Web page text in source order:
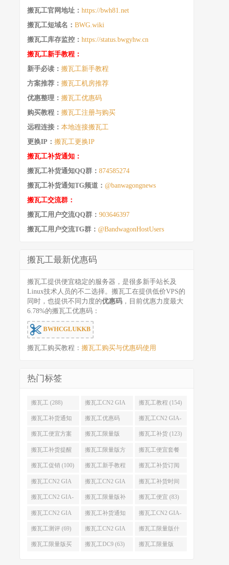
搬瓦工官网地址： https://bwh81.net
搬瓦工短域名： BWG.wiki
搬瓦工库存监控： https://status.bwgyhw.cn
搬瓦工新手教程：
新手必读： 搬瓦工新手教程
方案推荐： 搬瓦工机房推荐
优惠整理： 搬瓦工优惠码
购买教程： 搬瓦工注册与购买
远程连接： 本地连接搬瓦工
更换IP： 搬瓦工更换IP
搬瓦工补货通知：
搬瓦工补货通知QQ群： 874585274
搬瓦工补货通知TG频道： @banwagongnews
搬瓦工交流群：
搬瓦工用户交流QQ群： 903646397
搬瓦工用户交流TG群： @BandwagonHostUsers
搬瓦工最新优惠码
搬瓦工提供便宜稳定的服务器，是很多新手站长及
Linux技术人员的不二选择。搬瓦工在提供低价VPS的
同时，也提供不同力度的优惠码 ，目前优惠力度最大
6.78%的搬瓦工优惠码：
BWHCGLUKKB
搬瓦工购买教程： 搬瓦工购买与优惠码使用
热门标签
搬瓦工 (288) 搬瓦工CN2 GIA
(176)
搬瓦工教程 (154)
搬瓦工补货通知
(132)
搬瓦工优惠码
(131)
搬瓦工CN2 GIA-
E (130)
搬瓦工便宜方案
(128)
搬瓦工限量版
(126)
搬瓦工补货 (123)
搬瓦工补货提醒
(106)
搬瓦工限量版方
案 (106)
搬瓦工便宜套餐
(103)
搬瓦工促销 (100) 搬瓦工新手教程
(98)
搬瓦工补货订阅
(98)
搬瓦工CN2 GIA
便宜方案 (92)
搬瓦工CN2 GIA
限量版 (90)
搬瓦工补货时间
(89)
搬瓦工CN2 GIA-
E限量版 (84)
搬瓦工限量版补
货 (84)
搬瓦工便宜 (83)
搬瓦工CN2 GIA
优惠 (82)
搬瓦工补货通知
QQ群 (76)
搬瓦工CN2 GIA-
E便宜套餐 (76)
搬瓦工测评 (69) 搬瓦工CN2 GIA
限量版补货 (67)
搬瓦工限量版什
么时候补货 (67)
搬瓦工限量版买 搬瓦工DC9 (63) 搬瓦工限量版